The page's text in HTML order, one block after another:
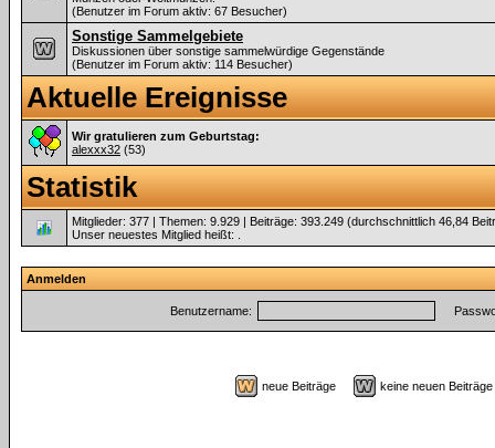
(Benutzer im Forum aktiv: 67 Besucher)
Sonstige Sammelgebiete
Diskussionen über sonstige sammelwürdige Gegenstände
(Benutzer im Forum aktiv: 114 Besucher)
Aktuelle Ereignisse
Wir gratulieren zum Geburtstag:
alexxx32 (53)
Statistik
Mitglieder: 377 | Themen: 9.929 | Beiträge: 393.249 (durchschnittlich 46,84
Unser neuestes Mitglied heißt:
Anmelden
Benutzername:
neue Beiträge keine neuen